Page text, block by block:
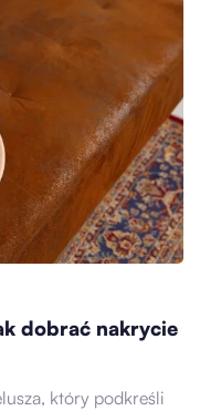
dobrać nakrycie
który podkreśli